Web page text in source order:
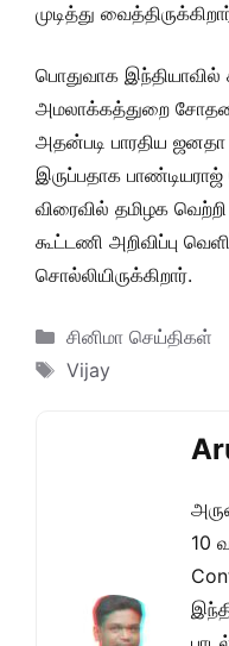
முடித்து
பொதுவாக
அமலாக்கத்துறை
அதன்படி பாரதிய
இருப்பதாக பாண்டியராஜ்
விரைவில் தமிழக
கூட்டணி அறிவிப்பு
சொல்லியிருக்கிறார்.
Categories
சினிமா செய்திகள்
Tags
Vijay
10